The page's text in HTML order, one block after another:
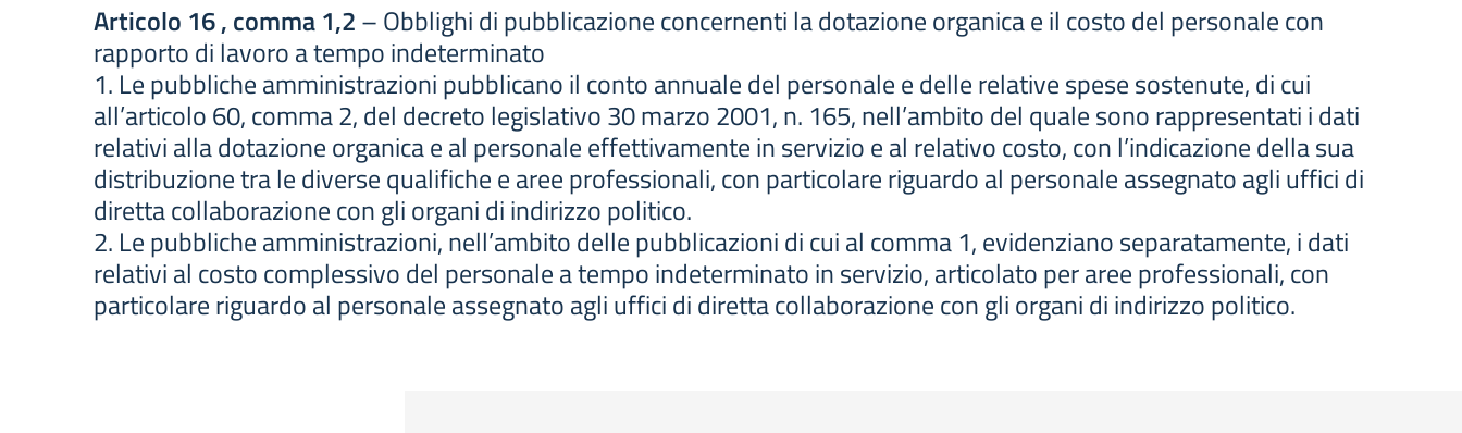
Articolo 16 , comma 1,2– Obblighi di pubblicazione concernenti la dotazione organica e il costo del personale con
rapporto di lavoro a tempo indeterminato
1. Le pubbliche amministrazioni pubblicano il conto annuale del personale e delle relative spese sostenute, di cui
all’articolo 60, comma 2, del decreto legislativo 30 marzo 2001, n. 165, nell’ambito del quale sono rappresentati i dati
relativi alla dotazione organica e al personale effettivamente in servizio e al relativo costo, con l’indicazione della sua
distribuzione tra le diverse qualifiche e aree professionali, con particolare riguardo al personale assegnato agli uffici di
diretta collaborazione con gli organi di indirizzo politico.
2. Le pubbliche amministrazioni, nell’ambito delle pubblicazioni di cui al comma 1, evidenziano separatamente, i dati
relativi al costo complessivo del personale a tempo indeterminato in servizio, articolato per aree professionali, con
particolare riguardo al personale assegnato agli uffici di diretta collaborazione con gli organi di indirizzo politico.